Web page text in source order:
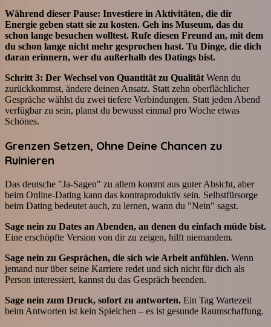
Während dieser Pause: Investiere in Aktivitäten, die dir
Energie geben statt sie zu kosten. Geh ins Museum, das du
schon lange besuchen wolltest. Rufe diesen Freund an, mit dem
du schon lange nicht mehr gesprochen hast. Tu Dinge, die dich
daran erinnern, wer du außerhalb des Datings bist.
Schritt 3: Der Wechsel von Quantität zu Qualität Wenn du
zurückkommst, ändere deinen Ansatz. Statt zehn oberflächlicher
Gespräche wählst du zwei tiefere Verbindungen. Statt jeden Abend
verfügbar zu sein, planst du bewusst einmal pro Woche etwas
Schönes.
Grenzen Setzen, Ohne Deine Chancen zu
Ruinieren
Das deutsche "Ja-Sagen" zu allem kommt aus guter Absicht, aber
beim Online-Dating kann das kontraproduktiv sein. Selbstfürsorge
beim Dating bedeutet auch, zu lernen, wann du "Nein" sagst.
Sage nein zu Dates an Abenden, an denen du einfach müde bist.
Eine erschöpfte Version von dir zu zeigen, hilft niemandem.
Sage nein zu Gesprächen, die sich wie Arbeit anfühlen. Wenn
jemand nur über seine Karriere redet und sich nicht für dich als
Person interessiert, kannst du das Gespräch beenden.
Sage nein zum Druck, sofort zu antworten. Ein Tag Wartezeit
beim Antworten ist kein Spielchen – es ist gesunde Raumschaffung.